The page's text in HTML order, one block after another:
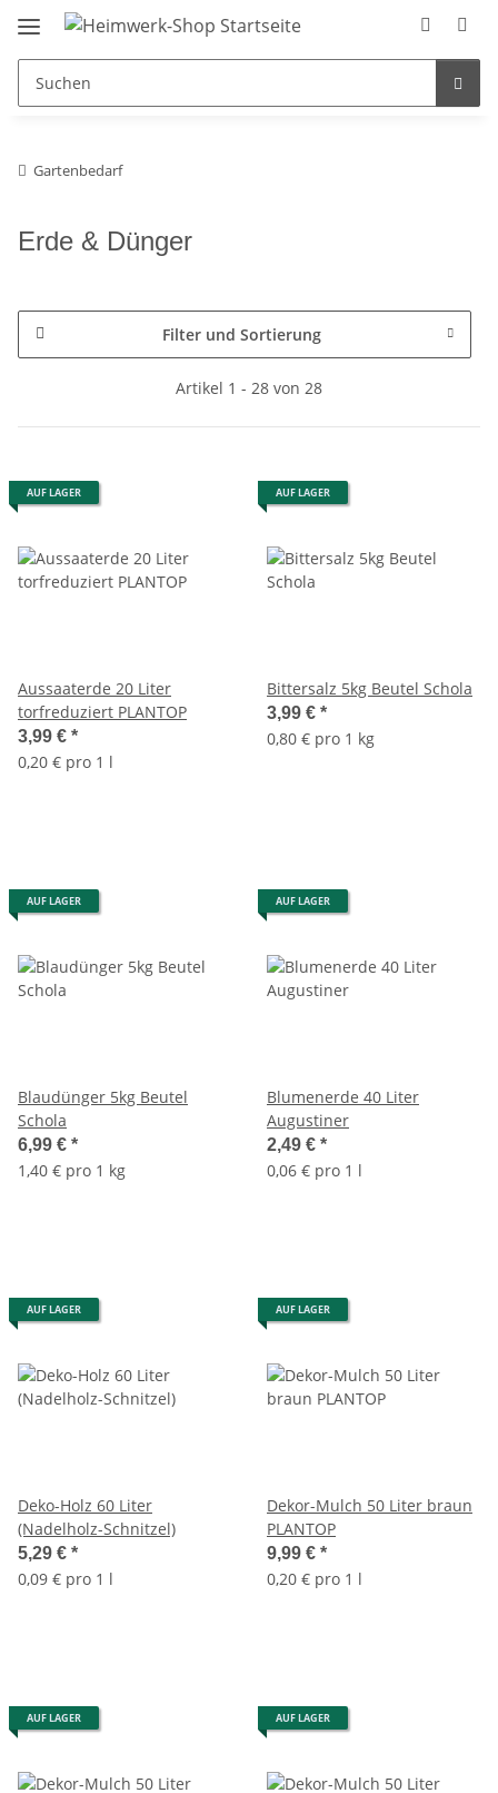
Gartenbedarf
Erde & Dünger
Filter und Sortierung
Artikel 1 - 28 von 28
AUF LAGER
Aussaaterde 20 Liter
torfreduziert PLANTOP
3,99 € *
0,20 € pro 1 l
AUF LAGER
Bittersalz 5kg Beutel Schola
3,99 € *
0,80 € pro 1 kg
AUF LAGER
Blaudünger 5kg Beutel
Schola
6,99 € *
1,40 € pro 1 kg
AUF LAGER
Blumenerde 40 Liter
Augustiner
2,49 € *
0,06 € pro 1 l
AUF LAGER
Deko-Holz 60 Liter
(Nadelholz-Schnitzel)
5,29 € *
0,09 € pro 1 l
AUF LAGER
Dekor-Mulch 50 Liter braun
PLANTOP
9,99 € *
0,20 € pro 1 l
AUF LAGER AUF LAGER